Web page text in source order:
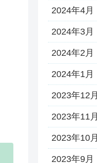
2024年4月
2024年3月
2024年2月
2024年1月
2023年12月
2023年11月
2023年10月
2023年9月